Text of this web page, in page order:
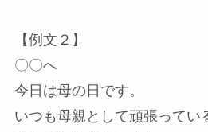
【例文２】
〇〇へ
今日は母の日です。
いつも母親として頑張ってい